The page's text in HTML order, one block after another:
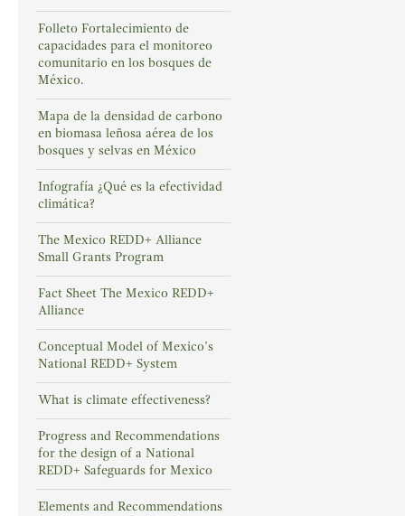
Folleto Fortalecimiento de
capacidades para el monitoreo
comunitario en los bosques de
México.
Mapa de la densidad de carbono
en biomasa leñosa aérea de los
bosques y selvas en México
Infografía ¿Qué es la efectividad
climática?
The Mexico REDD+ Alliance
Small Grants Program
Fact Sheet The Mexico REDD+
Alliance
Conceptual Model of Mexico’s
National REDD+ System
What is climate effectiveness?
Progress and Recommendations
for the design of a National
REDD+ Safeguards for Mexico
Elements and Recommendations